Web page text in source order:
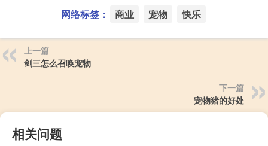
网络标签： 商业 宠物 快乐
上一篇
剑三怎么召唤宠物
下一篇
宠物猪的好处
相关问题